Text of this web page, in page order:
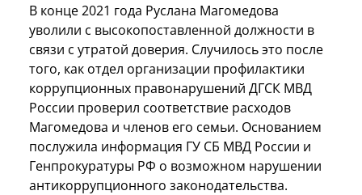
В конце 2021 года Руслана Магомедова
уволили с высокопоставленной должности в
связи с утратой доверия. Случилось это после
того, как отдел организации профилактики
коррупционных правонарушений ДГСК МВД
России проверил соответствие расходов
Магомедова и членов его семьи. Основанием
послужила информация ГУ СБ МВД России и
Генпрокуратуры РФ о возможном нарушении
антикоррупционного законодательства.